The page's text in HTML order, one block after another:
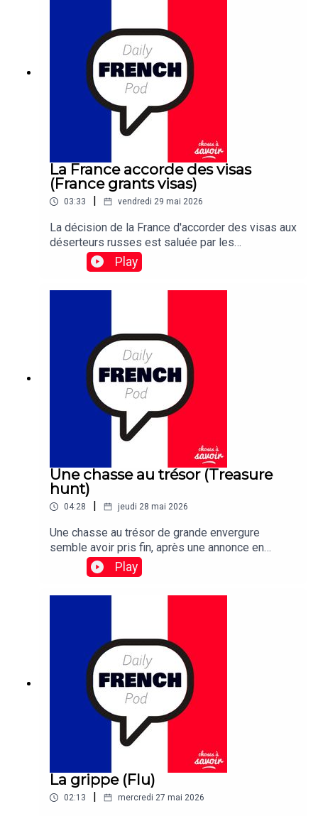
La France accorde des visas
(France grants visas)
03:33 vendredi 29 mai 2026
La décision de la France d'accorder des visas aux
déserteurs russes est saluée par les
organisations de défense des droits de l'homme,
qui espèrent que d'autres pays de l'UE suivront
cet exemple.Traduction:France's decision to grant
countries will follow suit.
Play
Une chasse au trésor (Treasure
hunt)
04:28 jeudi 28 mai 2026
Une chasse au trésor de grande envergure
semble avoir pris fin, après une annonce en
France indiquant qu'une statuette de chouette en
or enterrée a finalement été déterrée – après 31
ans.Traduction: A mass treasure hunt appears to
finally been unearthed – after 31 years.
Play
La grippe (Flu)
02:13 mercredi 27 mai 2026